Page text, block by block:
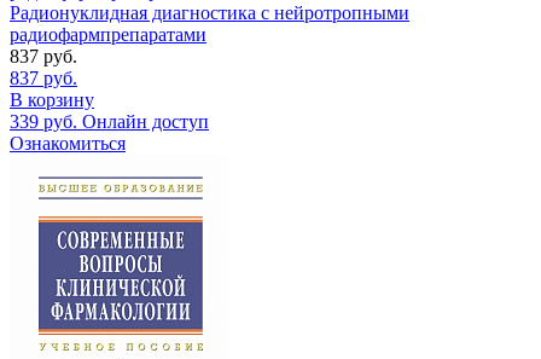
Радионуклидная диагностика с нейротропными
радиофармпрепаратами
837 руб.
837 руб.
В корзину
339 руб. Онлайн доступ
Ознакомиться